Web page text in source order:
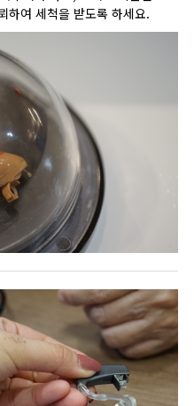
하여 세척을 받도록 하세요.